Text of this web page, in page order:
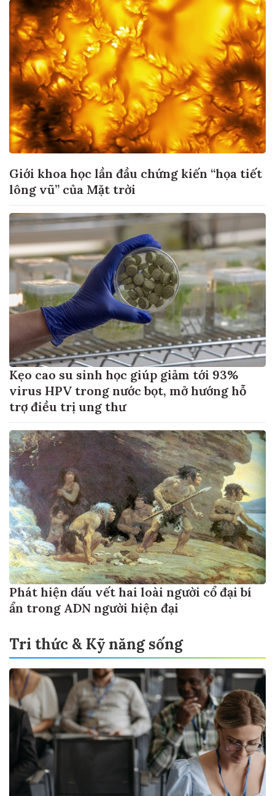
Giới khoa học lần đầu chứng kiến “họa tiết
lông vũ” của Mặt trời
Kẹo cao su sinh học giúp giảm tới 93%
virus HPV trong nước bọt, mở hướng hỗ
trợ điều trị ung thư
Phát hiện dấu vết hai loài người cổ đại bí
ẩn trong ADN người hiện đại
Tri thức & Kỹ năng sống